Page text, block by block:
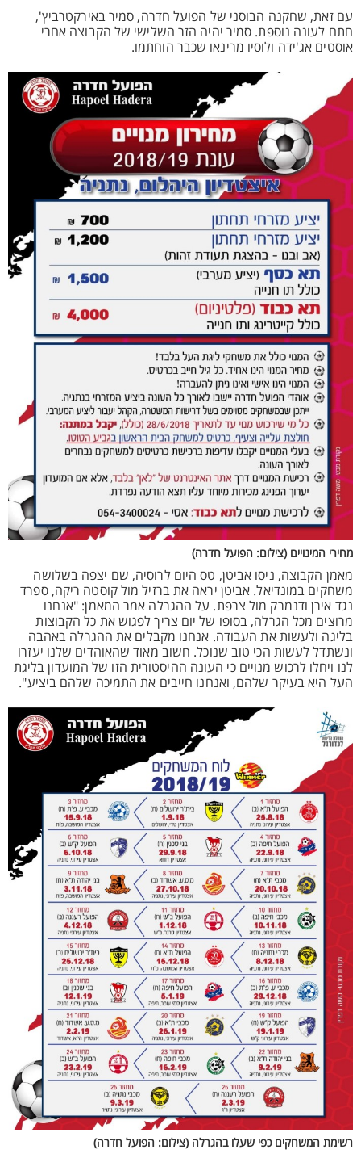
עם זאת, שחקנה הבוסני של הפועל חדרה, סמיר באירקטרביץ',
חתם לעונה נוספת. סמיר יהיה הזר השלישי של הקבוצה אחרי
אוסטים אג'ידה ולוסיו מרינאו שכבר הוחתמו.
מחירי המינויים (צילום: הפועל חדרה)
מאמן הקבוצה, ניסו אביטן, טס היום לרוסיה, שם יצפה בשלושה
משחקים במונדיאל. אביטן יראה את ברזיל מול קוסטה ריקה, ספרד
נגד אירן ודנמרק מול צרפת. על ההגרלה אמר המאמן: "אנחנו
מרוצים מכל הגרלה, בסופו של יום צריך לפגוש את כל הקבוצות
בליגה ולעשות את העבודה. אנחנו מקבלים את ההגרלה באהבה
ונשתדל לעשות הכי טוב שנוכל. חשוב מאוד שהאוהדים שלנו יעזרו
לנו ויחלו לרכוש מנויים כי העונה ההיסטורית הזו של המועדון בליגת
העל היא בעיקר שלהם, ואנחנו חייבים את התמיכה שלהם ביציע".
רשימת המשחקים כפי שעלו בהגרלה (צילום: הפועל חדרה)